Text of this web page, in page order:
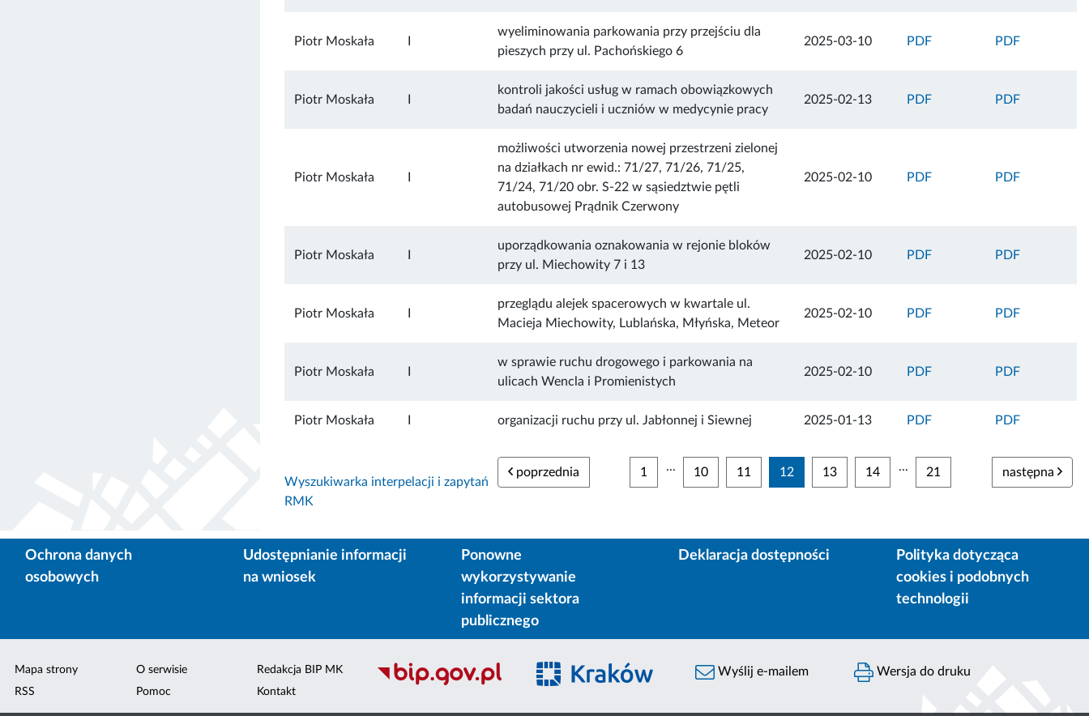
Piotr Moskała I
wyeliminowania parkowania przy przejściu dla
pieszych przy ul. Pachońskiego 6
2025-03-10 PDF PDF
Piotr Moskała I
kontroli jakości usług w ramach obowiązkowych
badań nauczycieli i uczniów w medycynie pracy
2025-02-13 PDF PDF
Piotr Moskała I
możliwości utworzenia nowej przestrzeni zielonej
na działkach nr ewid.: 71/27, 71/26, 71/25,
71/24, 71/20 obr. S-22 w sąsiedztwie pętli
autobusowej Prądnik Czerwony
2025-02-10 PDF PDF
Piotr Moskała I
uporządkowania oznakowania w rejonie bloków
przy ul. Miechowity 7 i 13
2025-02-10 PDF PDF
Piotr Moskała I
przeglądu alejek spacerowych w kwartale ul.
Macieja Miechowity, Lublańska, Młyńska, Meteor
2025-02-10 PDF PDF
Piotr Moskała I
w sprawie ruchu drogowego i parkowania na
ulicach Wencla i Promienistych
2025-02-10 PDF PDF
Piotr Moskała I organizacji ruchu przy ul. Jabłonnej i Siewnej 2025-01-13 PDF PDF
poprzednia 1 ... 10 11 12 13 14 ... 21 następna
Wyszukiwarka interpelacji i zapytań
RMK
Ochrona danych
osobowych
Udostępnianie informacji
na wniosek
Ponowne
wykorzystywanie
informacji sektora
publicznego
Deklaracja dostępności
Polityka dotycząca
cookies i podobnych
technologii
Mapa strony
RSS
O serwisie
Pomoc
Redakcja BIP MK
Kontakt
Wyślij e-mailem Wersja do druku